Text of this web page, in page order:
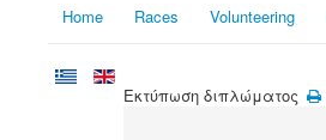
Home Races Volunteering
Εκτύπωση διπλώματος